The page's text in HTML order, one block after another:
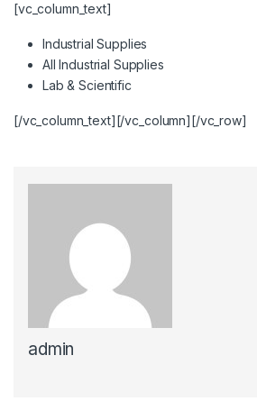
[vc_column_text]
Industrial Supplies
All Industrial Supplies
Lab & Scientific
[/vc_column_text][/vc_column][/vc_row]
admin